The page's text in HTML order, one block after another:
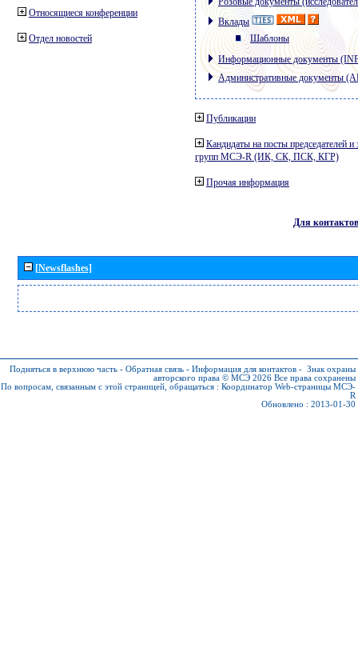
Относящиеся конференции
Отдел новостей
Вклады
Шаблоны
Информационные документы
Административные документы
Публикации
Кандидаты на посты председателей и
групп МСЭ-R (ИК, СК, ПСК, КГР)
Прочая информация
Для контактов
[Newsflashes]
Подняться в верхнюю часть - Обратная связь - Информация для контактов - Знак охраны
авторского права © МСЭ 2026 Все права сохранены
По вопросам, связанным с этой страницей, обращаться : Координатор Web-страницы МСЭ-
R
Обновлено : 2013-01-30